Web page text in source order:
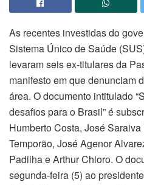
As recentes investidas do
Sistema Único de Saúde
levaram seis ex-titulares da
manifesto em que denunciam
área. O documento intitulado
desafios para o Brasil” é
Humberto Costa, José
Temporão, José Agenor
Padilha e Arthur Chioro. O
segunda-feira (5) ao